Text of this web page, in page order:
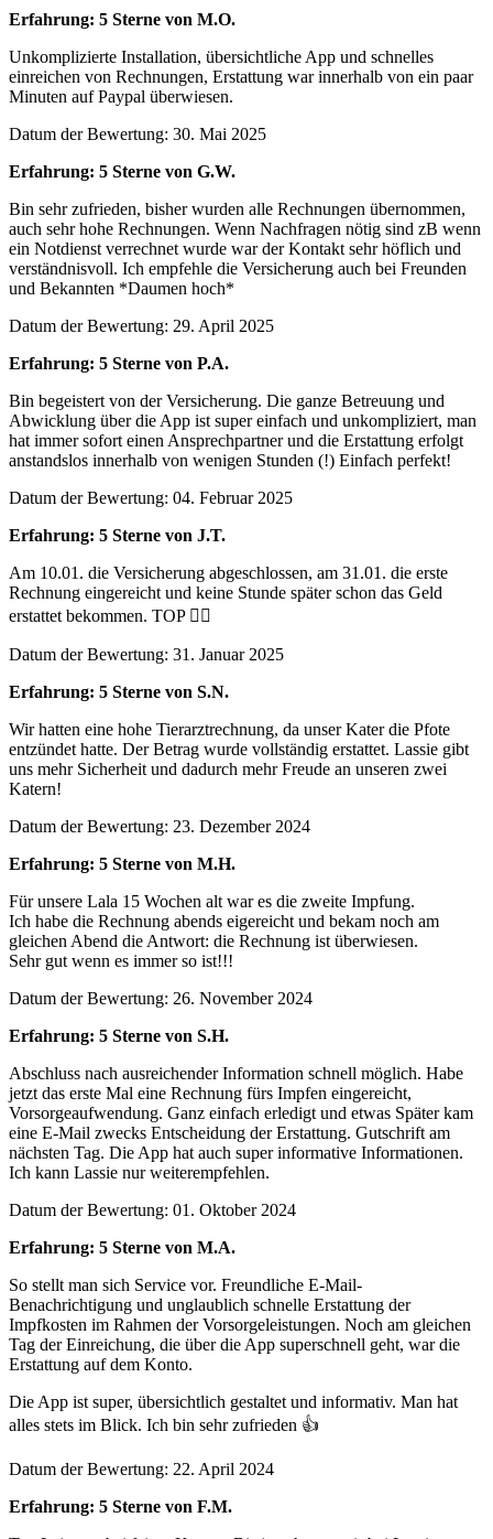
Erfahrung: 5 Sterne von M.O.
Unkomplizierte Installation, übersichtliche App und schnelles
einreichen von Rechnungen, Erstattung war innerhalb von ein paar
Minuten auf Paypal überwiesen.
Datum der Bewertung: 30. Mai 2025
Erfahrung: 5 Sterne von G.W.
Bin sehr zufrieden, bisher wurden alle Rechnungen übernommen,
auch sehr hohe Rechnungen. Wenn Nachfragen nötig sind zB wenn
ein Notdienst verrechnet wurde war der Kontakt sehr höflich und
verständnisvoll. Ich empfehle die Versicherung auch bei Freunden
und Bekannten *Daumen hoch*
Datum der Bewertung: 29. April 2025
Erfahrung: 5 Sterne von P.A.
Bin begeistert von der Versicherung. Die ganze Betreuung und
Abwicklung über die App ist super einfach und unkompliziert, man
hat immer sofort einen Ansprechpartner und die Erstattung erfolgt
anstandslos innerhalb von wenigen Stunden (!) Einfach perfekt!
Datum der Bewertung: 04. Februar 2025
Erfahrung: 5 Sterne von J.T.
Am 10.01. die Versicherung abgeschlossen, am 31.01. die erste
Rechnung eingereicht und keine Stunde später schon das Geld
erstattet bekommen. TOP 👍🏼
Datum der Bewertung: 31. Januar 2025
Erfahrung: 5 Sterne von S.N.
Wir hatten eine hohe Tierarztrechnung, da unser Kater die Pfote
entzündet hatte. Der Betrag wurde vollständig erstattet. Lassie gibt
uns mehr Sicherheit und dadurch mehr Freude an unseren zwei
Katern!
Datum der Bewertung: 23. Dezember 2024
Erfahrung: 5 Sterne von M.H.
Für unsere Lala 15 Wochen alt war es die zweite Impfung.
Ich habe die Rechnung abends eigereicht und bekam noch am
gleichen Abend die Antwort: die Rechnung ist überwiesen.
Sehr gut wenn es immer so ist!!!
Datum der Bewertung: 26. November 2024
Erfahrung: 5 Sterne von S.H.
Abschluss nach ausreichender Information schnell möglich. Habe
jetzt das erste Mal eine Rechnung fürs Impfen eingereicht,
Vorsorgeaufwendung. Ganz einfach erledigt und etwas Später kam
eine E-Mail zwecks Entscheidung der Erstattung. Gutschrift am
nächsten Tag. Die App hat auch super informative Informationen.
Ich kann Lassie nur weiterempfehlen.
Datum der Bewertung: 01. Oktober 2024
Erfahrung: 5 Sterne von M.A.
So stellt man sich Service vor. Freundliche E-Mail-
Benachrichtigung und unglaublich schnelle Erstattung der
Impfkosten im Rahmen der Vorsorgeleistungen. Noch am gleichen
Tag der Einreichung, die über die App superschnell geht, war die
Erstattung auf dem Konto.
Die App ist super, übersichtlich gestaltet und informativ. Man hat
alles stets im Blick. Ich bin sehr zufrieden 👍
Datum der Bewertung: 22. April 2024
Erfahrung: 5 Sterne von F.M.